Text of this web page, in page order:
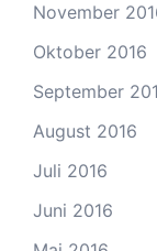
November
Oktober 2016
September
August 2016
Juli 2016
Juni 2016